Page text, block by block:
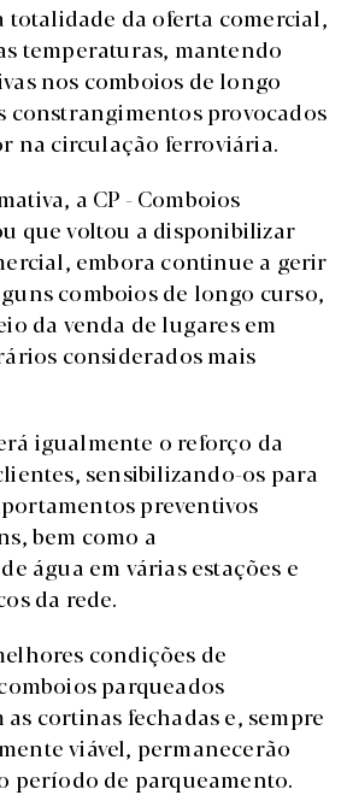
totalidade da oferta comercial,
temperaturas, mantendo
nos comboios de longo
constrangimentos provocados
na circulação ferroviária.
a CP - Comboios
que voltou a disponibilizar
embora continue a gerir
comboios de longo curso,
da venda de lugares em
considerados mais
igualmente o reforço da
sensibilizando-os para
preventivos
bem como a
água em várias estações e
da rede.
condições de
parqueados
cortinas fechadas e, sempre
viável, permanecerão
período de parqueamento.